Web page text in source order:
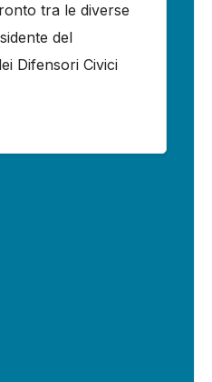
tra le diverse
del
Difensori Civici